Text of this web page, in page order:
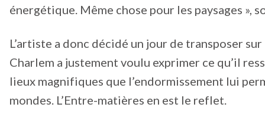
énergétique. Même chose pour les paysages »,
L’artiste a donc décidé un jour de transposer
Charlem a justement voulu exprimer ce qu’il
lieux magnifiques que l’endormissement lui
mondes. L’Entre-matières en est le reflet.